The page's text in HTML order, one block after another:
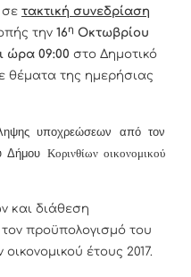
σε τακτική συνεδρίαση
την 16η Οκτωβρίου
ώρα 09:00 στο Δημοτικό
θέματα της ημερήσιας
υποχρεώσεων από τον
Δήμου Κορινθίων οικονομικού
και διάθεση
προϋπολογισμό του
έτους 2017.